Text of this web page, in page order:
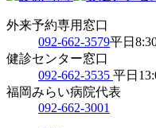
外来予約専用窓口
092-662-3579平日
健診センター窓口
092-662-3535 平日
福岡みらい病院代表
092-662-3001